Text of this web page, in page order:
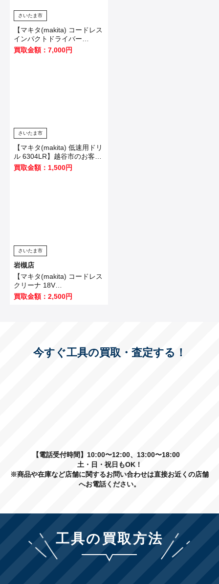
さいたま市
【マキタ(makita) コードレス
インパクトドライバー
TD173DZB】川口市のお客様
から買取いたしました！
買取金額：7,000円
さいたま市
【マキタ(makita) 低速用ドリ
ル 6304LR】越谷市のお客様
から買取いたしました！
買取金額：1,500円
さいたま市
岩槻店
【マキタ(makita) コードレス
クリーナ 18V
CL182FDZW】白岡市のお客
様から買取いたしました！
買取金額：2,500円
今すぐ工具の買取・査定する！
【電話受付時間】10:00〜12:00、13:00〜18:00
土・日・祝日もOK！
※商品や在庫など店舗に関するお問い合わせは直接お近くの店舗
へお電話ください。
工具の買取方法